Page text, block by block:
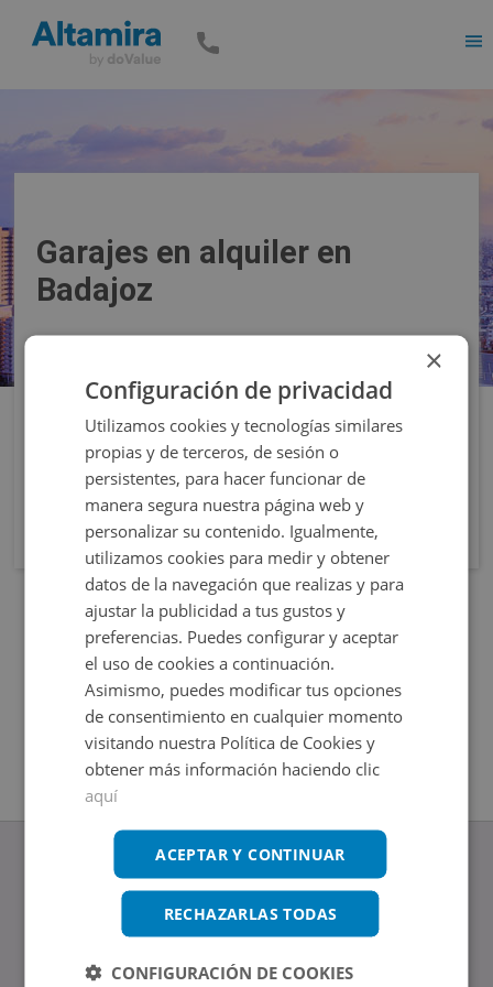
Garajes en alquiler en
Badajoz
Filtros
www.altamirainmuebles.com
Edificio Skylight
Avenida de Manoteras 14-16, 28050, Madrid
×
Configuración de privacidad
Utilizamos cookies y tecnologías similares
propias y de terceros, de sesión o
persistentes, para hacer funcionar de
manera segura nuestra página web y
personalizar su contenido. Igualmente,
utilizamos cookies para medir y obtener
datos de la navegación que realizas y para
ajustar la publicidad a tus gustos y
preferencias. Puedes configurar y aceptar
el uso de cookies a continuación.
Asimismo, puedes modificar tus opciones
de consentimiento en cualquier momento
visitando nuestra Política de Cookies y
obtener más información haciendo clic
aquí
ACEPTAR Y CONTINUAR
RECHAZARLAS TODAS
CONFIGURACIÓN DE COOKIES